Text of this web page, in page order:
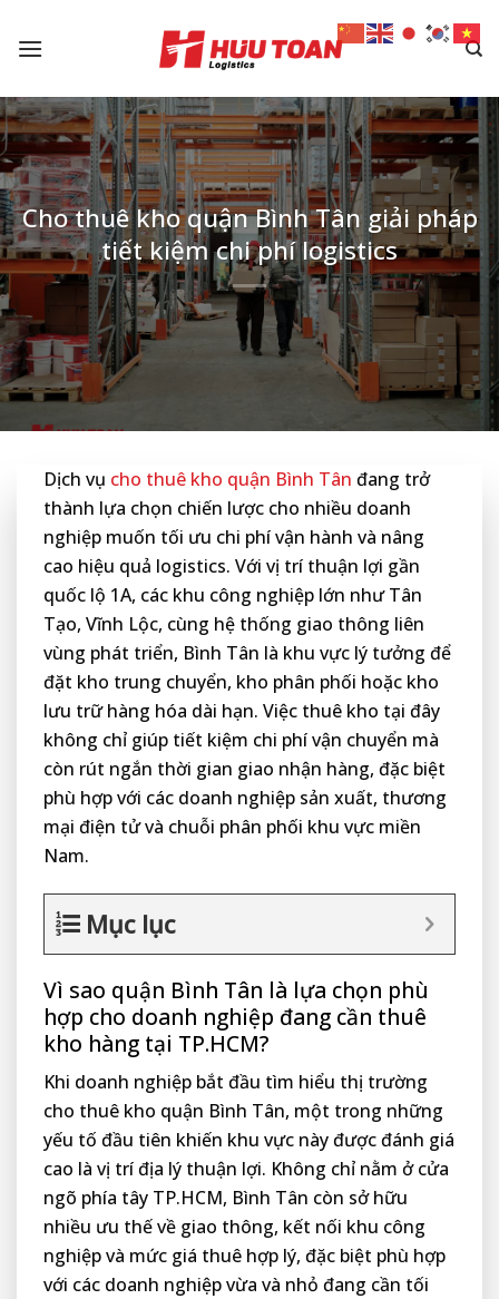
Cho thuê kho quận Bình Tân giải pháp
tiết kiệm chi phí logistics
Dịch vụ cho thuê kho quận Bình Tân đang trở
thành lựa chọn chiến lược cho nhiều doanh
nghiệp muốn tối ưu chi phí vận hành và nâng
cao hiệu quả logistics. Với vị trí thuận lợi gần
quốc lộ 1A, các khu công nghiệp lớn như Tân
Tạo, Vĩnh Lộc, cùng hệ thống giao thông liên
vùng phát triển, Bình Tân là khu vực lý tưởng để
đặt kho trung chuyển, kho phân phối hoặc kho
lưu trữ hàng hóa dài hạn. Việc thuê kho tại đây
không chỉ giúp tiết kiệm chi phí vận chuyển mà
còn rút ngắn thời gian giao nhận hàng, đặc biệt
phù hợp với các doanh nghiệp sản xuất, thương
mại điện tử và chuỗi phân phối khu vực miền
Nam.
Mục lục
Vì sao quận Bình Tân là lựa chọn phù
hợp cho doanh nghiệp đang cần thuê
kho hàng tại TP.HCM?
Khi doanh nghiệp bắt đầu tìm hiểu thị trường
cho thuê kho quận Bình Tân, một trong những
yếu tố đầu tiên khiến khu vực này được đánh giá
cao là vị trí địa lý thuận lợi. Không chỉ nằm ở cửa
ngõ phía tây TP.HCM, Bình Tân còn sở hữu
nhiều ưu thế về giao thông, kết nối khu công
nghiệp và mức giá thuê hợp lý, đặc biệt phù hợp
với các doanh nghiệp vừa và nhỏ đang cần tối